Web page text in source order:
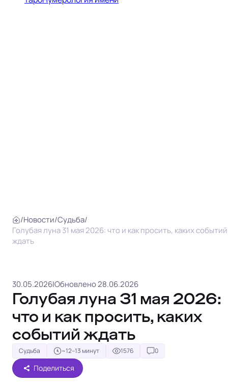
/Новости/Судьба/
Голубая луна 31 мая 2026: что и как просить, каких событий
ждать
30.05.2026|Обновлено 28.06.2026
Голубая луна 31 мая 2026:
что и как просить, каких
событий ждать
Судьба ~12–13 минут 1576 0
Поделиться